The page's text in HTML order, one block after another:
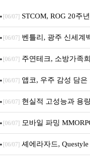
[06/07] STCOM, ROG 20주
20 국내 출시 예정
[06/07] 벤틀리, 광주 신세계
[06/07] 주연테크, 소방가족
[06/07] 앱코, 우주 감성 담
[06/07] 현실적 고성능과 용
[06/07] 모바일 파밍
[06/07] 셰에라자드,